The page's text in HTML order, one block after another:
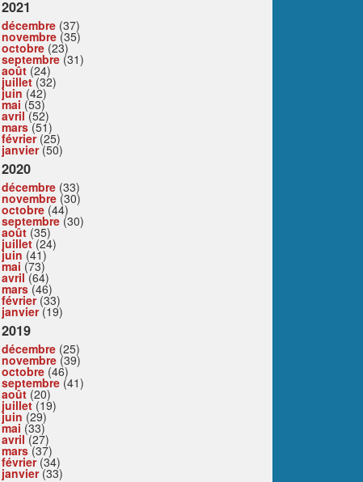
2021
décembre (37)
novembre (35)
octobre (23)
septembre (31)
août (24)
juillet(32)
juin (42)
mai (53)
avril(52)
mars(51)
février(25)
janvier(50)
2020
décembre (33)
novembre (30)
octobre (44)
septembre (30)
août (35)
juillet(24)
juin (41)
mai (73)
avril(64)
mars(46)
février(33)
janvier(19)
2019
décembre (25)
novembre (39)
octobre (46)
septembre (41)
août (20)
juillet(19)
juin (29)
mai (33)
avril(27)
mars(37)
février(34)
janvier(33)